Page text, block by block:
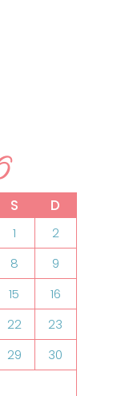
S D
1
2
8
9
15
16
22
23
29
30